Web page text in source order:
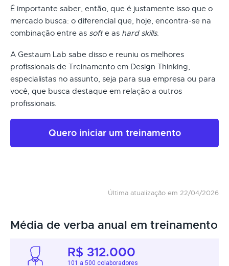
É importante saber, então, que é justamente isso que o
mercado busca: o diferencial que, hoje, encontra-se na
combinação entre as softe as hard skills.
A Gestaum Lab sabe disso e reuniu os melhores
profissionais de Treinamento em Design Thinking,
especialistas no assunto, seja para sua empresa ou para
você, que busca destaque em relação a outros
profissionais.
Quero iniciar um treinamento
Última atualização em 22/04/2026
Média de verba anual em treinamento
R$ 312.000
101 a 500 colaboradores